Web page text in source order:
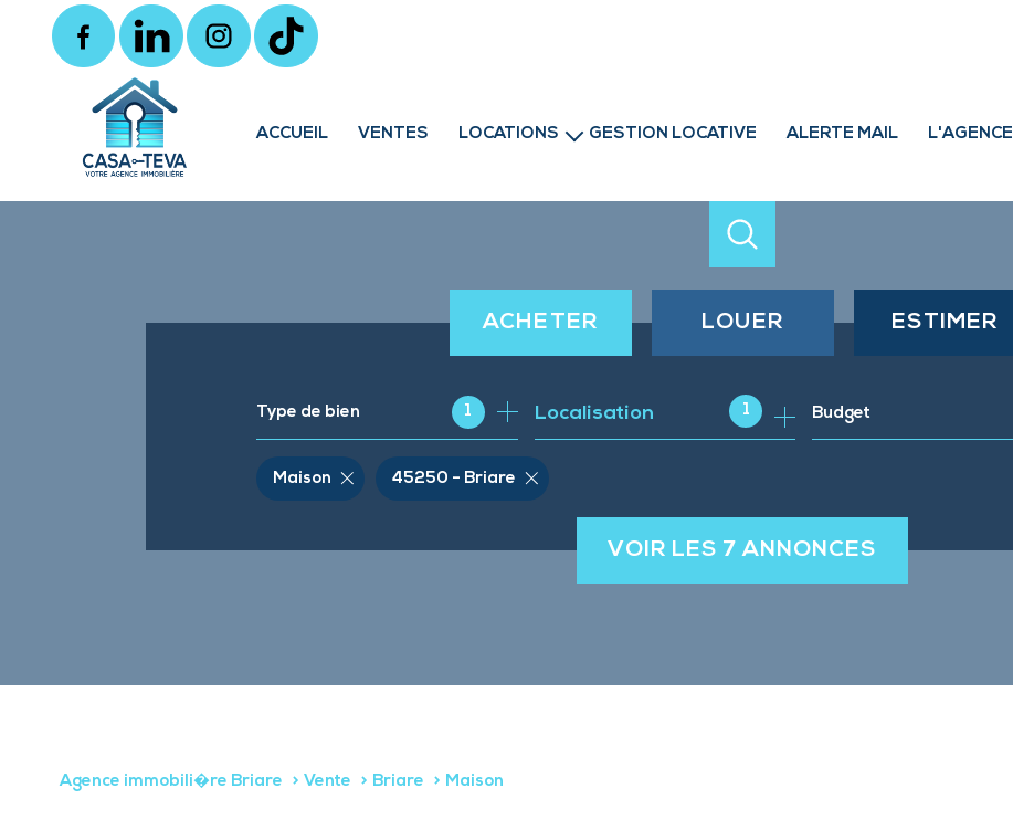
ACCUEIL VENTES LOCATIONS GESTION LOCATIVE ALERTE MAIL L'AGENCE
ACHETER
de l'ancien
de l'immo pro
LOUER
à l'année
ESTIMER
Type de bien 1 1
Localisation Budget
VOIR LES 7 ANNONCES
Maison 45250 - Briare
Agence immobili�re Briare Vente Briare Maison